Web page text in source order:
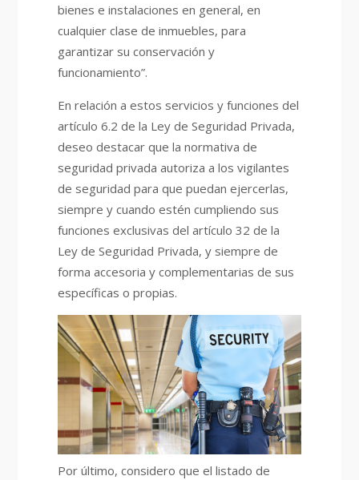
bienes e instalaciones en general, en
cualquier clase de inmuebles, para
garantizar su conservación y
funcionamiento”.
En relación a estos servicios y funciones del
artículo 6.2 de la Ley de Seguridad Privada,
deseo destacar que la normativa de
seguridad privada autoriza a los vigilantes
de seguridad para que puedan ejercerlas,
siempre y cuando estén cumpliendo sus
funciones exclusivas del artículo 32 de la
Ley de Seguridad Privada, y siempre de
forma accesoria y complementarias de sus
específicas o propias.
Por último, considero que el listado de